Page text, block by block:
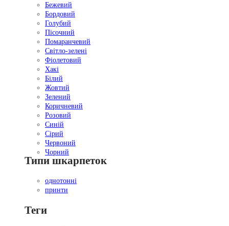
Бежевий
Бордовий
Голубий
Пісочний
Помаранчевий
Світло-зелені
Фіолетовий
Хакі
Білий
Жовтий
Зелений
Коричневий
Розовий
Синій
Сірий
Червоний
Чорний
Типи шкарпеток
однотонні
принти
Теги